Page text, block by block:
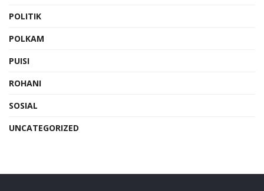
POLITIK
POLKAM
PUISI
ROHANI
SOSIAL
UNCATEGORIZED